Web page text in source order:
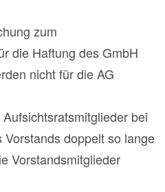
zum
die Haftung des GmbH
nicht für die AG
bei
doppelt so lange
Vorstandsmitglieder